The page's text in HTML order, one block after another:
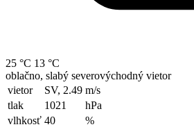
25 °C 13 °C
oblačno, slabý severovýchodný vietor
vietor
SV, 2.49 m/s
tlak
1021
hPa
vlhkosť 40
%